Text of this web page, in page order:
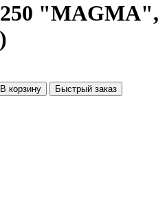
"MAGMA",
В корзину
Быстрый заказ